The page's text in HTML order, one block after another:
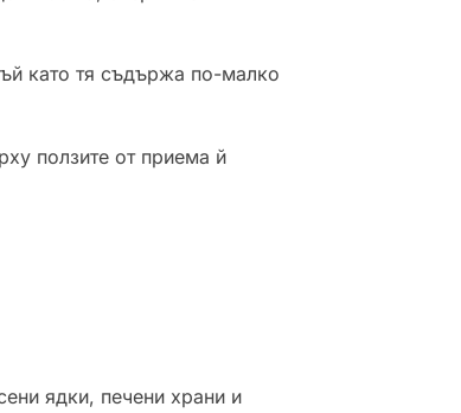
като тя съдържа по-малко
ползите от приема й
ядки, печени храни и